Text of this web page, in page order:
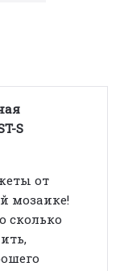
S
от
мозаике!
сколько